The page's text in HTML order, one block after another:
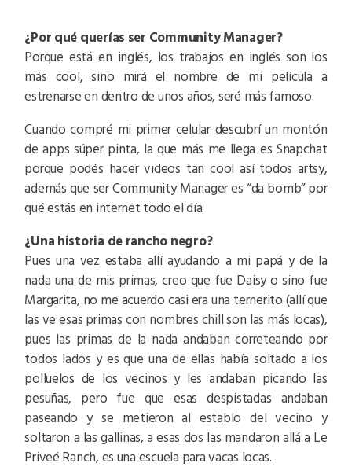
¿Por qué querías ser Community Manager?
Porque está en inglés, los trabajos en inglés son los
más cool, sino mirá el nombre de mi película a
estrenarse en dentro de unos años, seré más famoso.
Cuando compré mi primer celular descubrí un montón
de apps súper pinta, la que más me llega es Snapchat
porque podés hacer videos tan cool así todos artsy,
además que ser Community Manager es “da bomb” por
qué estás en internet todo el día.
¿Una historia de rancho negro?
Pues una vez estaba allí ayudando a mi papá y de la
nada una de mis primas, creo que fue Daisy o sino fue
Margarita, no me acuerdo casi era una ternerito (allí que
las ve esas primas con nombres chill son las más locas),
pues las primas de la nada andaban correteando por
todos lados y es que una de ellas había soltado a los
polluelos de los vecinos y les andaban picando las
pesuñas, pero fue que esas despistadas andaban
paseando y se metieron al establo del vecino y
soltaron a las gallinas, a esas dos las mandaron allá a Le
Priveé Ranch, es una escuela para vacas locas.